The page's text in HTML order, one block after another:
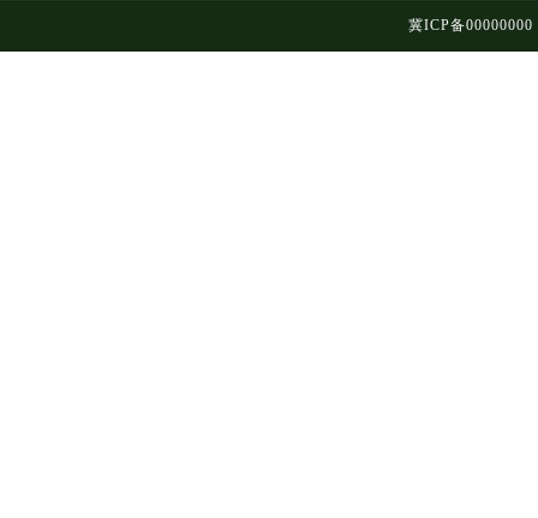
冀ICP备00000000